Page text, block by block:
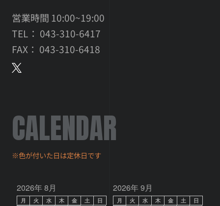
営業時間 10:00~19:00
TEL： 043-310-6417
FAX： 043-310-6418
CALENDAR
※色が付いた日は定休日です
2026年 8月
月 火 水 木 金 土 日
2026年 9月
月 火 水 木 金 土 日